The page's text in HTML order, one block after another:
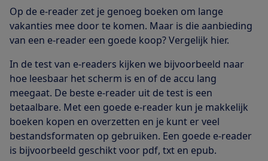
Op de e-reader zet je genoeg boeken om lange
vakanties mee door te komen. Maar is die aanbieding
van een e-reader een goede koop? Vergelijk hier.
In de test van e-readers kijken we bijvoorbeeld naar
hoe leesbaar het scherm is en of de accu lang
meegaat. De beste e-reader uit de test is een
betaalbare. Met een goede e-reader kun je makkelijk
boeken kopen en overzetten en je kunt er veel
bestandsformaten op gebruiken. Een goede e-reader
is bijvoorbeeld geschikt voor pdf, txt en epub.